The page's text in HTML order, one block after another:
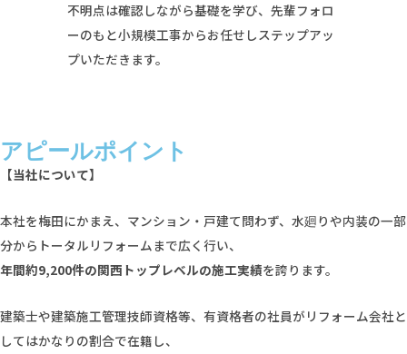
不明点は確認しながら基礎を学び、先輩フォロ
ーのもと小規模工事からお任せしステップアッ
プいただきます。
アピールポイント
【当社について】
本社を梅田にかまえ、マンション・戸建て問わず、水廻りや内装の一部
分からトータルリフォームまで広く行い、
年間約9,200件の関西トップレベルの施工実績を誇ります。
建築士や建築施工管理技師資格等、有資格者の社員がリフォーム会社と
してはかなりの割合で在籍し、